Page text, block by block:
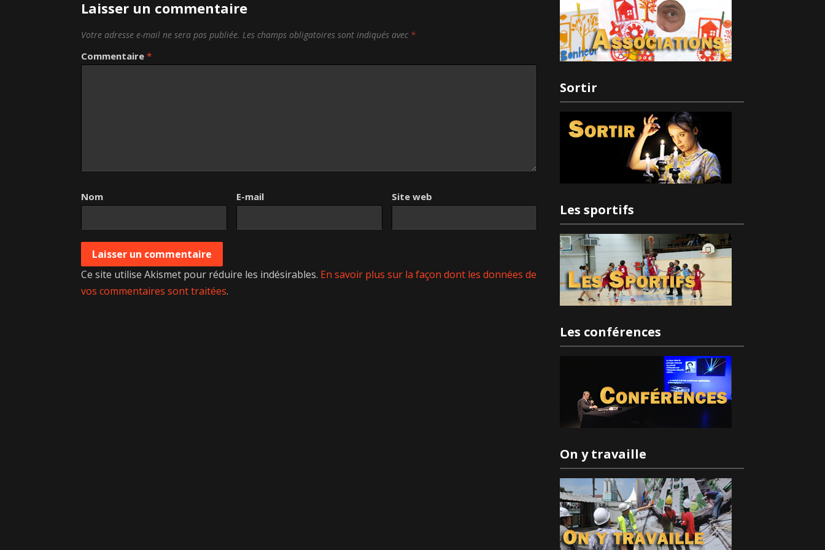
Laisser un commentaire
Votre adresse e-mail ne sera pas publiée. Les champs obligatoires sont indiqués avec *
Commentaire *
Nom E-mail Site web
Ce site utilise Akismet pour réduire les indésirables. En savoir plus sur la façon dont les données de
vos commentaires sont traitées.
Sortir
Les sportifs
Les conférences
On y travaille